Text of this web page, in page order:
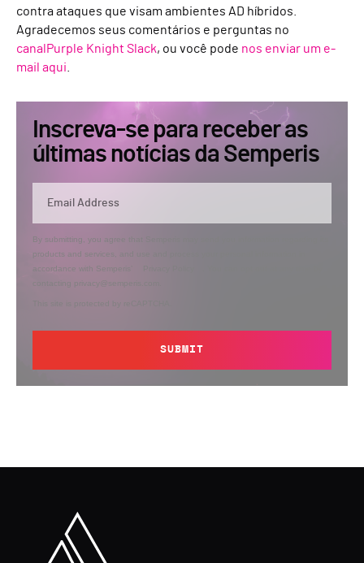
contra ataques que visam ambientes AD híbridos.
Agradecemos seus comentários e perguntas no
canalPurple Knight Slack, ou você pode nos enviar um e-
mail aqui
Inscreva-se para receber as
últimas notícias da Semperis
By submitting, you agree that Semperis may send you information regarding its
products and services, and use and process your personal information in
accordance with Semperis’
contacting privacy@semperis.com.
This site is protected by reCAPTCHA.
SUBMIT